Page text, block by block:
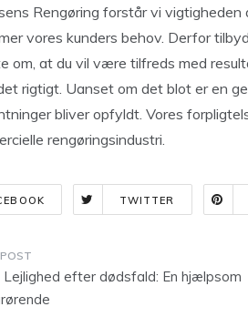
Rengøring forstår vi
vores kunders behov. Derfor
om, at du vil være tilfreds med
rigtigt. Uanset om det blot er en
bliver opfyldt. Vores
rengøringsindustri.
TWITTER
Lejlighed efter dødsfald: En hjælpsom